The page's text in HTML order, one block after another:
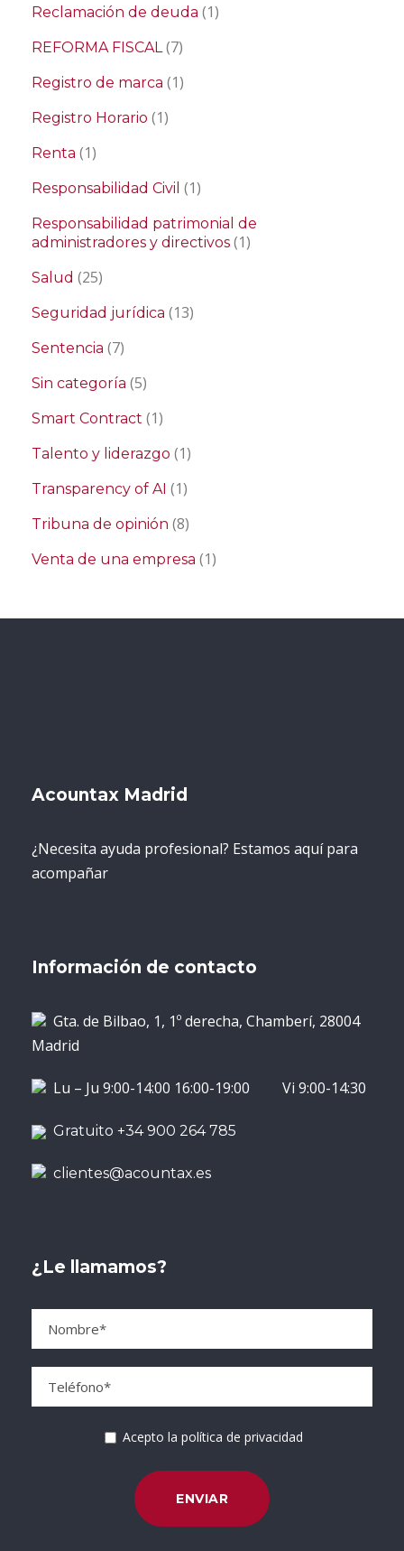
Reclamación de deuda (1)
REFORMA FISCAL(7)
Registro de marca (1)
Registro Horario (1)
Renta (1)
Responsabilidad Civil (1)
Responsabilidad patrimonial de
administradores y directivos (1)
Salud (25)
Seguridad jurídica (13)
Sentencia (7)
Sin categoría (5)
Smart Contract (1)
Talento y liderazgo (1)
Transparency of AI (1)
Tribuna de opinión (8)
Venta de una empresa (1)
Acountax Madrid
¿Necesita ayuda profesional? Estamos aquí para
acompañar
Información de contacto
Gta. de Bilbao, 1, 1º derecha, Chamberí, 28004
Madrid
Lu – Ju 9:00-14:00 16:00-19:00 Vi 9:00-14:30
Gratuito +34 900 264 785
clientes@acountax.es
¿Le llamamos?
Acepto la política de privacidad